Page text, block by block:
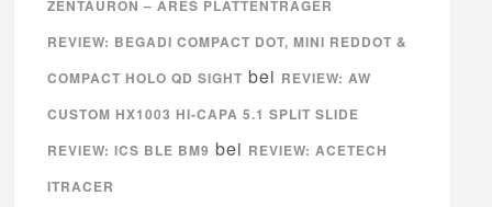
ZENTAURON – ARES PLATTENTRÄGER
REVIEW: BEGADI COMPACT DOT, MINI REDDOT &
COMPACT HOLO QD SIGHT bei REVIEW: AW
CUSTOM HX1003 HI-CAPA 5.1 SPLIT SLIDE
REVIEW: ICS BLE BM9 bei REVIEW: ACETECH
ITRACER